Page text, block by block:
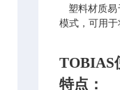
塑料材质易
模式，可用
TOBIAS
特点：